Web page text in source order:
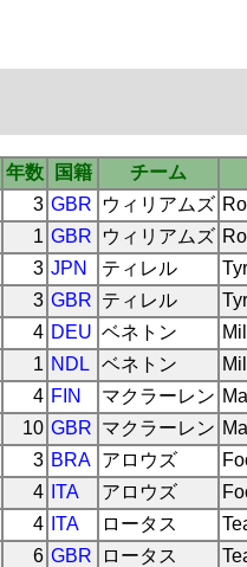
年数 国籍
チーム
3 GBR ウィリアムズ
1 GBR ウィリアムズ
3 JPN ティレル
3 GBR ティレル
4 DEU ベネトン
1 NDL ベネトン
4 FIN マクラーレン
10 GBR マクラーレン
3 BRA アロウズ
4 ITA アロウズ
4 ITA ロータス
6 GBR ロータス